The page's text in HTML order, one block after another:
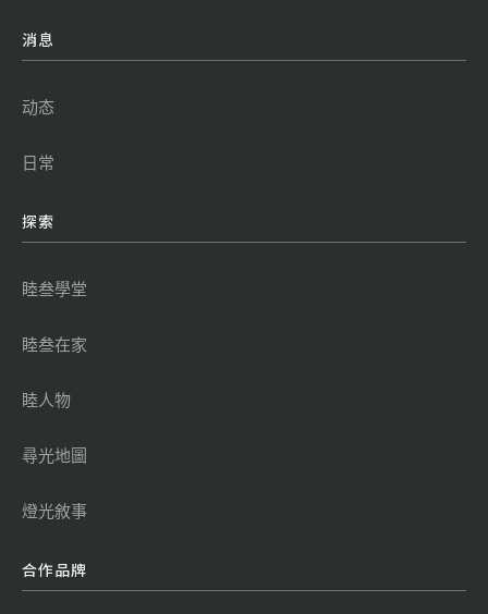
消息
动态
日常
探索
睦叁學堂
睦叁在家
睦人物
尋光地圖
燈光敘事
合作品牌